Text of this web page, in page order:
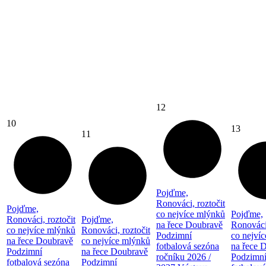
10
Pojďme,
Ronováci, roztočit
co nejvíce mlýnků
na řece Doubravě
Podzimní
fotbalová sezóna
11
Pojďme,
Ronováci, roztočit
co nejvíce mlýnků
na řece Doubravě
Podzimní
12
Pojďme,
Ronováci, roztočit
co nejvíce mlýnků
na řece Doubravě
Podzimní
fotbalová sezóna
ročníku 2026 /
13
Pojďme,
co
na řece
Podzimní